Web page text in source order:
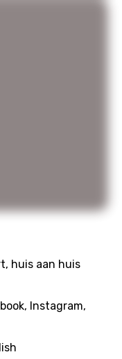
huis aan huis
Instagram,